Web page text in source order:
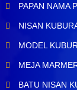
PAPAN NAMA
NISAN
MODEL
MEJA
BATU NISAN